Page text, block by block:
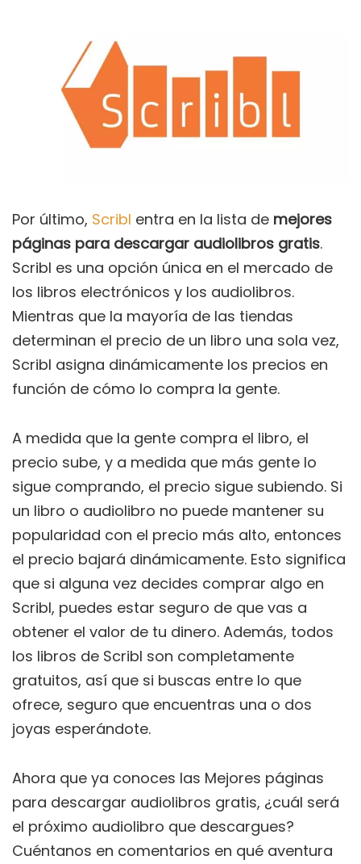
Por último, Scribl entra en la lista de mejores
páginas para descargar audiolibros gratis.
Scribl es una opción única en el mercado de
los libros electrónicos y los audiolibros.
Mientras que la mayoría de las tiendas
determinan el precio de un libro una sola vez,
Scribl asigna dinámicamente los precios en
función de cómo lo compra la gente.
A medida que la gente compra el libro, el
precio sube, y a medida que más gente lo
sigue comprando, el precio sigue subiendo. Si
un libro o audiolibro no puede mantener su
popularidad con el precio más alto, entonces
el precio bajará dinámicamente. Esto significa
que si alguna vez decides comprar algo en
Scribl, puedes estar seguro de que vas a
obtener el valor de tu dinero. Además, todos
los libros de Scribl son completamente
gratuitos, así que si buscas entre lo que
ofrece, seguro que encuentras una o dos
joyas esperándote.
Ahora que ya conoces las Mejores páginas
para descargar audiolibros gratis, ¿cuál será
el próximo audiolibro que descargues?
Cuéntanos en comentarios en qué aventura